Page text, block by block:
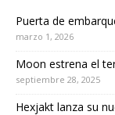
Puerta de
marzo 1, 2026
Moon estrena el
septiembre 28, 2025
Hexjakt lanza su